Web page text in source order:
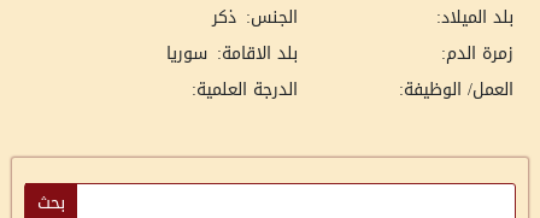
بلد الميلاد:
الجنس: ذكر
زمرة الدم:
بلد الاقامة: سوريا
العمل/ الوظيفة:
الدرجة العلمية: